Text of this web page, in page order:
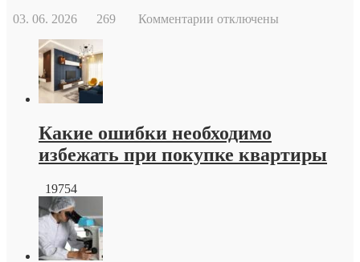
03. 06. 2026
269 Комментарии котключены
Какие ошибки необходимо
избежать при покупке квартиры
19754